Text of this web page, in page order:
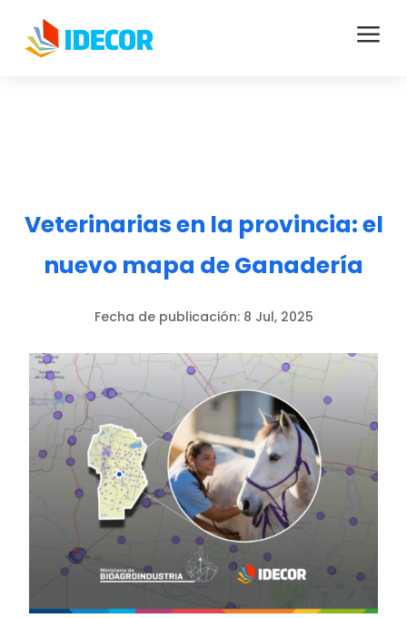
a
Veterinarias en la provincia: el
nuevo mapa de Ganadería
Fecha de publicación: 8 Jul, 2025